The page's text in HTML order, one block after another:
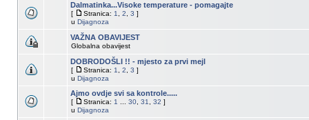
Dalmatinka...Visoke temperature - pomagajte
[ Stranica: 1 2 3 ]
u Dijagnoza
VAŽNA OBAVIJEST
Globalna obavijest
DOBRODOŠLI !! - mjesto za prvi mejl
[ Stranica: 1 2 3 ]
u Dijagnoza
Ajmo ovdje svi sa kontrole.....
[ Stranica: 1 30 31 32 ]
u Dijagnoza